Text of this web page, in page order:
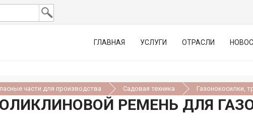
ГЛАВНАЯ УСЛУГИ ОТРАСЛИ
части для производства Садовая техника Газонокосилки,
РЕМЕНЬ ДЛЯ